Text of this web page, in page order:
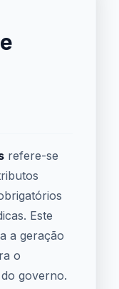
refere-se
Este
a geração
o
governo.